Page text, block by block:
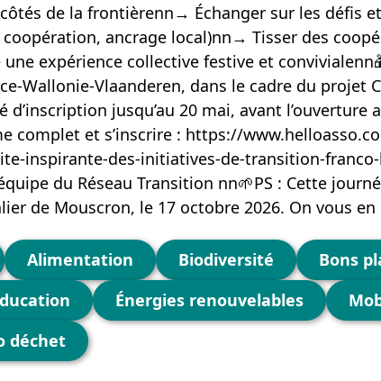
de la frontièrenn→ Échanger sur les défis
ancrage local)nn→ Tisser des
expérience collective festive et
Wallonie-Vlaanderen, dans le cadre du projet
d’inscription jusqu’au 20 mai, avant
complet et s’inscrire : https://
inspirante-des-initiatives-de-transition-
du Réseau Transition nn🌱PS : Cette
de Mouscron, le 17 octobre 2026. On vous
Alimentation Biodiversité Bons
Énergies renouvelables
déchet